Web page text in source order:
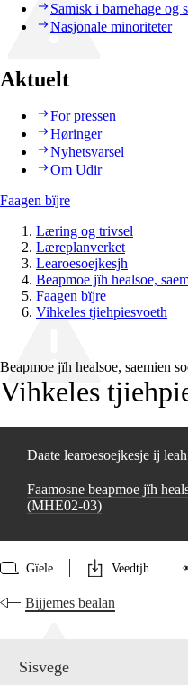
Samisk i barnehage og
Nasjonale minoriteter
Aktuelt
For pressen
Høringer
Nyhetsvarsel
Om Udir
Faagen bïjre
Læring og trivsel
Læreplanverket
Learoesoejkesjh
Beapmoe jïh healsoe,
Faagen bïjre
Vihkeles tjiehpiesvoeth
Beapmoe jïh healsoe, saemien
Vihkeles
Daate learoesoejkesje ij
Faamosne beapmoe jïh
(MHE02‑03)
Gïele Veedtjh
Bijjemes bealan
Sisvege